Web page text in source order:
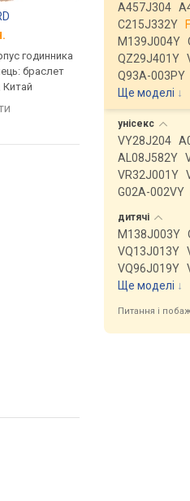
годинника
браслет
Китай
від 1 035 грн.
кварцові, корпус
латунь, ремінець:
сталь, WR 50, Китай
A457J304
C215J332Y
M139J004Y
QZ29J401Y
Q93A-003PY
Ще моделі ↓
унісекс
VY28J204
AL08J582Y
VR32J001Y
G02A-002VY
дитячі
M138J003Y
VQ13J013Y
VQ96J019Y
Ще моделі ↓
Питання і